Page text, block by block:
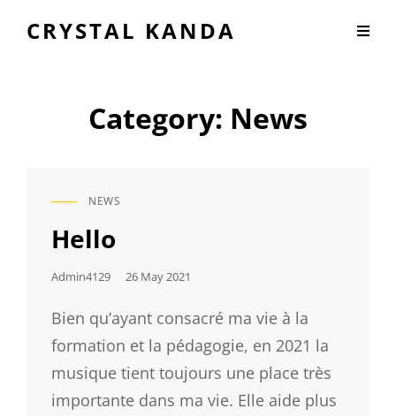
CRYSTAL KANDA
Category: News
CAT
NEWS
Hello
Admin4129
Posted
26 May 2021
Bien qu’ayant consacré ma vie à la
formation et la pédagogie, en 2021 la
musique tient toujours une place très
importante dans ma vie. Elle aide plus